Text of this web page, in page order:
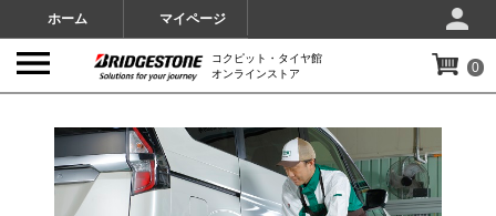
ホーム マイページ
コクピット・タイヤ館
オンラインストア
0